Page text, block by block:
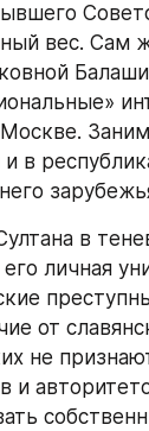
вес. Сам
в
в
личная
от
не
и